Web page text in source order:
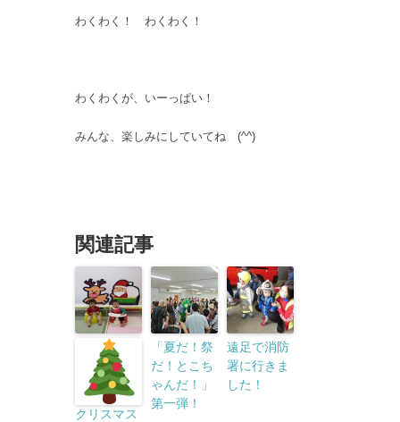
わくわく！ わくわく！
わくわくが、いーっぱい！
みんな、楽しみにしていてね (^^)
関連記事
クリスマス
「夏だ！祭
だ！とこち
ゃんだ！」
第一弾！
遠足で消防
署に行きま
した！